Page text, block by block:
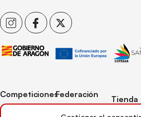
Competiciones
Competiciones
Federación
Tienda
Mi